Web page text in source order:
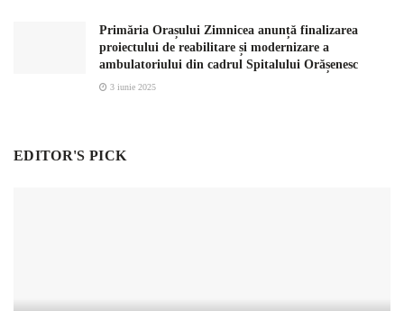
Primăria Orașului Zimnicea anunță finalizarea
proiectului de reabilitare și modernizare a
ambulatoriului din cadrul Spitalului Orășenesc
3 iunie 2025
EDITOR'S PICK